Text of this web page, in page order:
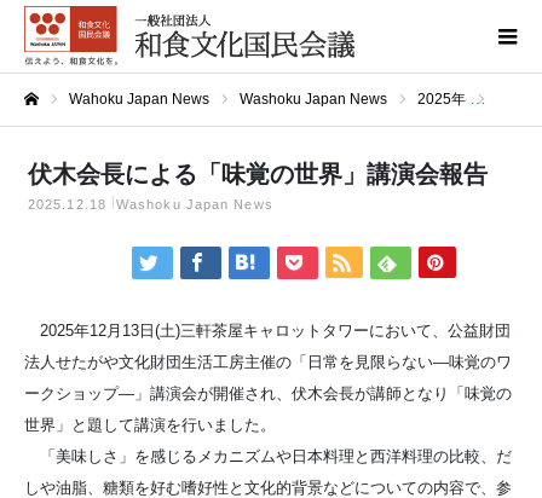
Wahoku Japan News Washoku Japan News 2025年
伏木会長による「味覚の世界」講演会報告
2025.12.18 Washoku Japan News
2025年12月13日(土)三軒茶屋キャロットタワーにおいて、公益財団
法人せたがや文化財団生活工房主催の「日常を見限らない―味覚のワ
ークショップ―」講演会が開催され、伏木会長が講師となり「味覚の
世界」と題して講演を行いました。
「美味しさ」を感じるメカニズムや日本料理と西洋料理の比較、だ
しや油脂、糖類を好む嗜好性と文化的背景などについての内容で、参